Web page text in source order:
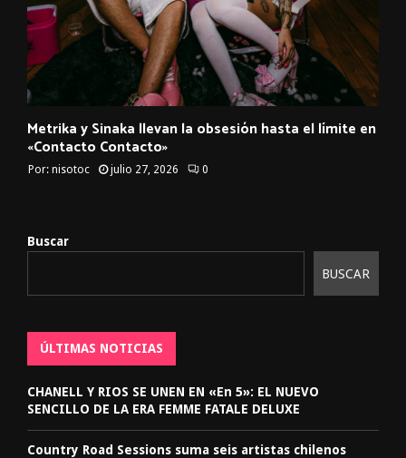
Metrika y Sinaka llevan la obsesión hasta el límite en
«Contacto Contacto»
Por: nisotoc julio 27, 2026 0
Buscar
BUSCAR
ÚLTIMAS NOTICIAS
CHANELL Y RIOS SE UNEN EN «En 5»: EL NUEVO
SENCILLO DE LA ERA FEMME FATALE DELUXE
Country Road Sessions suma seis artistas chilenos